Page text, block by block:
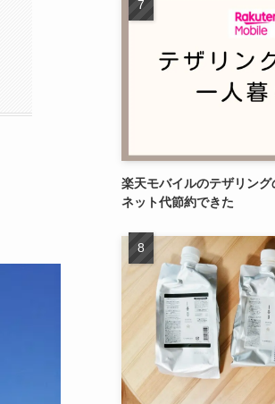
楽天モバイルのテザリング
ネット代節約できた